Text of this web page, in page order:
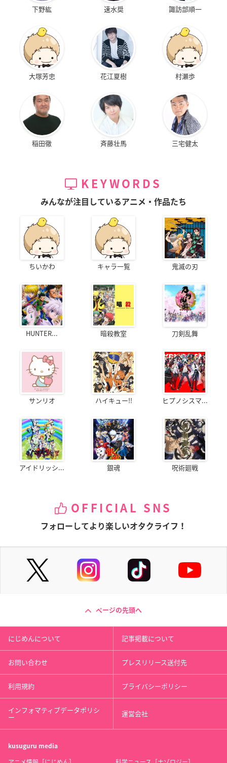
下野紘 速水奨 諏訪部順一
大塚芳忠 花江夏樹 村瀬歩
稲田徹 斉藤壮馬 三宅健太
KEYWORDS
みんなが注目しているアニメ・作品たち
ちいかわ キャラ一覧 鬼滅の刃
HUNTER... 暗殺教室 刀剣乱舞
サンリオ ハイキュー!! ヒプノシスマ...
アイドリッシ... 銀魂 呪術廻戦
OFFICIAL SNS
フォローしてより楽しいオタクライフ！
ページの先頭へ
にじめんについて 記事掲載について
お問い合わせ プレスリリース送付先
利用規約 プライバシーポリシー
インフォマティブデータポリシ
ー 運営会社
kusuguru media